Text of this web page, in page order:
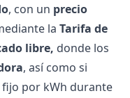
, con un precio
la Tarifa de
libre, donde los
, así como si
por kWh durante